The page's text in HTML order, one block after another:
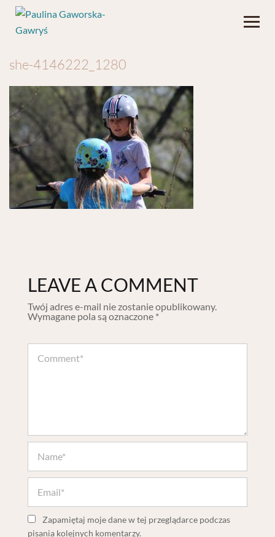
she-4146222_1280
LEAVE A COMMENT
Twój adres e-mail nie zostanie opublikowany.
Wymagane pola są oznaczone *
Zapamiętaj moje dane w tej przeglądarce podczas
pisania kolejnych komentarzy.